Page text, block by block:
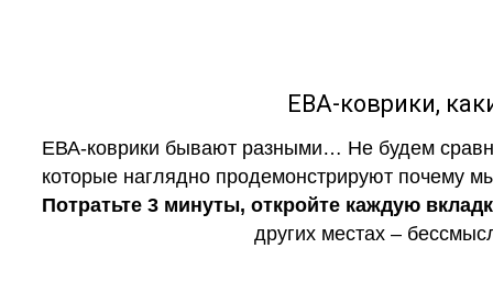
ЕВА-коврики,
ЕВА-коврики бывают разными… Не будем
которые наглядно продемонстрируют почему
Потратьте 3 минуты, откройте каждую
других местах –